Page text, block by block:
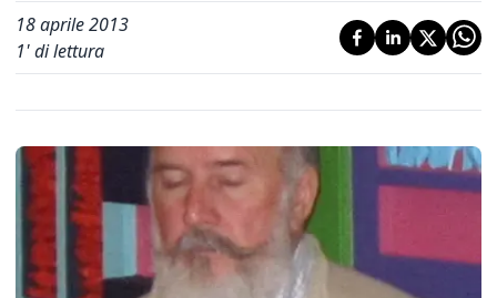
18 aprile 2013
1' di lettura